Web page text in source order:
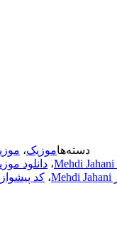
دسته‌هاموزیک،
، دانلود
، کد